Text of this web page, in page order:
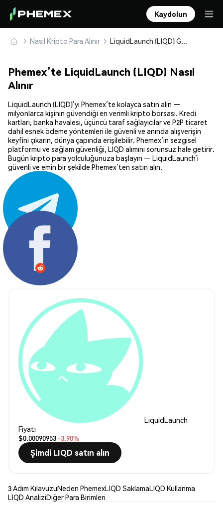
Kaydolun
Nasıl Kripto Para Alınır LiquidLaunch (LIQD) Güvenle Satın Alın ve Saklayın
Phemex’te LiquidLaunch (LIQD) Nasıl
Alınır
LiquidLaunch (LIQD)’yi Phemex’te kolayca satın alın —
milyonlarca kişinin güvendiği en verimli kripto borsası. Kredi
kartları, banka havalesi, üçüncü taraf sağlayıcılar ve P2P ticaret
dahil esnek ödeme yöntemleri ile güvenli ve anında alışverişin
keyfini çıkarın, dünya çapında erişilebilir. Phemex’in sezgisel
platformu ve sağlam güvenliği, LIQD alımını sorunsuz hale getirir.
Bugün kripto para yolculuğunuza başlayın — LiquidLaunch’i
güvenli ve emin bir şekilde Phemex’ten satın alın.
Paylaş:
LiquidLaunch
Fiyatı
$0.00090953 -3.90%
Şimdi LIQD satın alın
3 Adım KılavuzuNeden PhemexLIQD SaklamaLIQD Kullanma
LIQD AnaliziDiğer Para Birimleri